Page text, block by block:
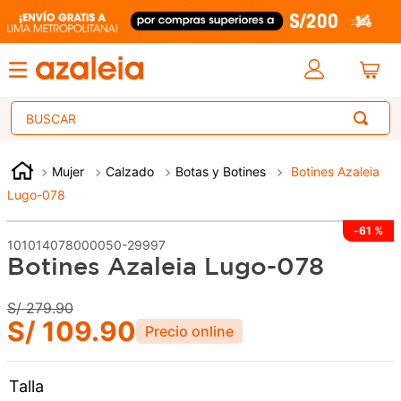
Buscar
Mujer Calzado Botas y Botines
Botines Azaleia
Lugo-078
-61 %
101014078000050-29997
Botines Azaleia Lugo-078
S/ 279.90
S/ 109.90
Talla